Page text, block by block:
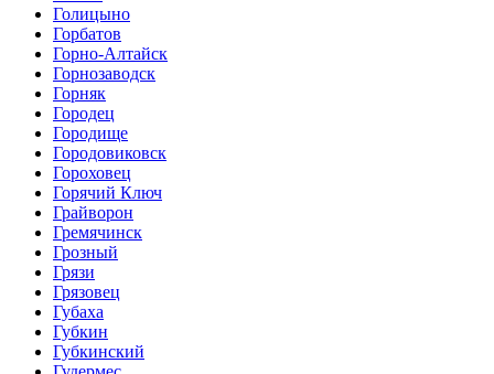
Голицыно
Горбатов
Горно-Алтайск
Горнозаводск
Горняк
Городец
Городище
Городовиковск
Гороховец
Горячий Ключ
Грайворон
Гремячинск
Грозный
Грязи
Грязовец
Губаха
Губкин
Губкинский